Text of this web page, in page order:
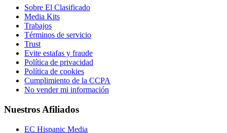
Sobre El Clasificado
Media Kits
Trabajos
Términos de servicio
Trust
Evite estafas y fraude
Política de privacidad
Política de cookies
Cumplimiento de la CCPA
No vender mi información
Nuestros Afiliados
EC Hispanic Media